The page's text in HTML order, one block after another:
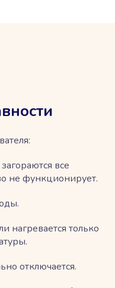
все
не функционирует.
нагревается только
отключается.